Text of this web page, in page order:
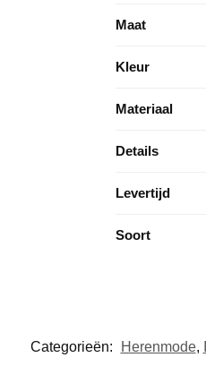
Maat
Kleur
Materiaal
Details
Levertijd
Soort
Categorieën:
Herenmode,